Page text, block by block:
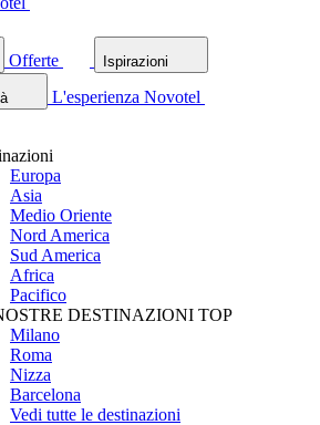
Offerte Ispirazioni
L'esperienza Novotel
Europa
Asia
Medio Oriente
Nord America
Sud America
Africa
Pacifico
DESTINAZIONI TOP
Milano
Roma
Nizza
Barcelona
Vedi tutte le destinazioni